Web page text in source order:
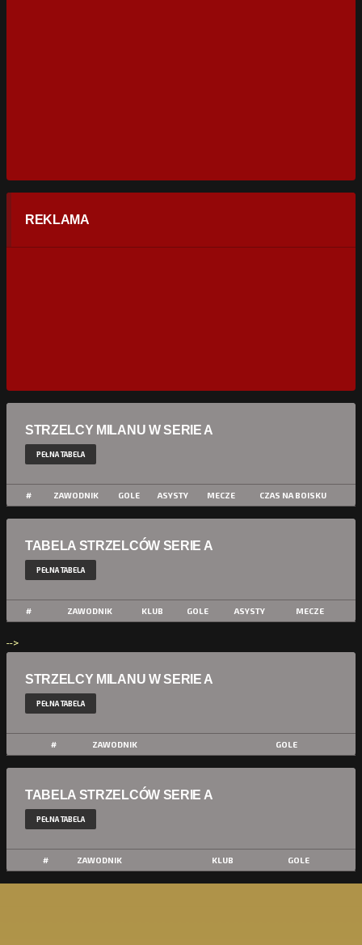
REKLAMA
STRZELCY MILANU W SERIE A
PEŁNA TABELA
# ZAWODNIK GOLE ASYSTY MECZE CZAS NA BOISKU
TABELA STRZELCÓW SERIE A
PEŁNA TABELA
# ZAWODNIK KLUB GOLE ASYSTY MECZE
-->
STRZELCY MILANU W SERIE A
PEŁNA TABELA
# ZAWODNIK GOLE
TABELA STRZELCÓW SERIE A
PEŁNA TABELA
# ZAWODNIK KLUB GOLE